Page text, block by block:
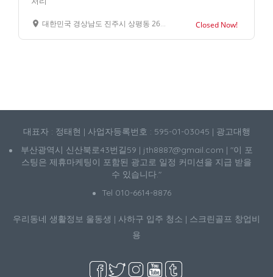
대한민국 경상남도 진주시 상평동 261-7 Closed Now!
대표자 : 정태현 | 사업자등록번호 : 595-01-03045 | 광고대행
부산광역시 신산북로43번길59 | jth8887@gmail.com | "이 포
스팅은 제휴마케팅이 포함된 광고로 일정 커미션을 지급 받을
수 있습니다."
Tel 010-6614-8876
우리동네 생활정보 울동생 | 사하구 입주 청소 | 스크린골프 창업비
용